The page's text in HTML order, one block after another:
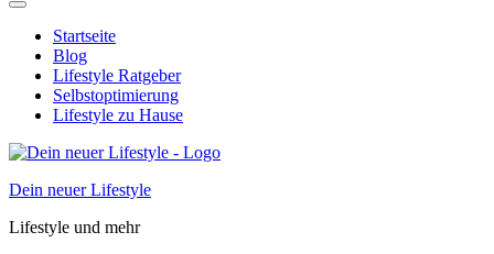
Startseite
Blog
Lifestyle Ratgeber
Selbstoptimierung
Lifestyle zu Hause
Dein neuer Lifestyle
Lifestyle und mehr